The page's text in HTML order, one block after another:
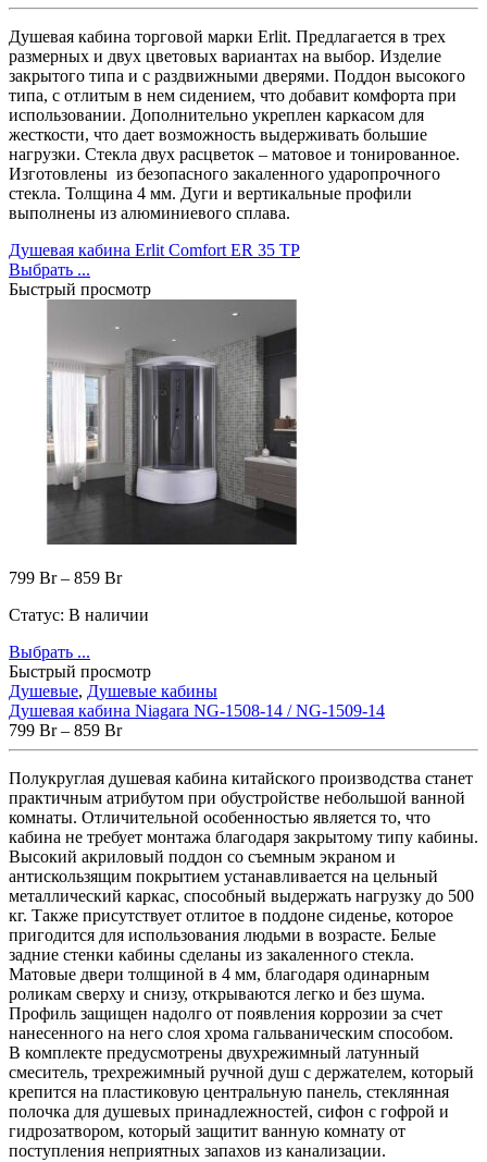
Душевая кабина торговой марки Erlit. Предлагается в трех
размерных и двух цветовых вариантах на выбор. Изделие
закрытого типа и с раздвижными дверями. Поддон высокого
типа, с отлитым в нем сидением, что добавит комфорта при
использовании. Дополнительно укреплен каркасом для
жесткости, что дает возможность выдерживать большие
нагрузки. Стекла двух расцветок – матовое и тонированное.
Изготовлены из безопасного закаленного ударопрочного
стекла. Толщина 4 мм. Дуги и вертикальные профили
выполнены из алюминиевого сплава.
Душевая кабина Erlit Comfort ER 35 TP
Выбрать ...
Быстрый просмотр
799 Br– 859 Br
Статус: В наличии
Выбрать ...
Быстрый просмотр
Душевые, Душевые кабины
Душевая кабина Niagara NG-1508-14 / NG-1509-14
799 Br– 859 Br
Полукруглая душевая кабина китайского производства станет
практичным атрибутом при обустройстве небольшой ванной
комнаты. Отличительной особенностью является то, что
кабина не требует монтажа благодаря закрытому типу кабины.
Высокий акриловый поддон со съемным экраном и
антискользящим покрытием устанавливается на цельный
металлический каркас, способный выдержать нагрузку до 500
кг. Также присутствует отлитое в поддоне сиденье, которое
пригодится для использования людьми в возрасте. Белые
задние стенки кабины сделаны из закаленного стекла.
Матовые двери толщиной в 4 мм, благодаря одинарным
роликам сверху и снизу, открываются легко и без шума.
Профиль защищен надолго от появления коррозии за счет
нанесенного на него слоя хрома гальваническим способом.
В комплекте предусмотрены двухрежимный латунный
смеситель, трехрежимный ручной душ с держателем, который
крепится на пластиковую центральную панель, стеклянная
полочка для душевых принадлежностей, сифон с гофрой и
гидрозатвором, который защитит ванную комнату от
поступления неприятных запахов из канализации.